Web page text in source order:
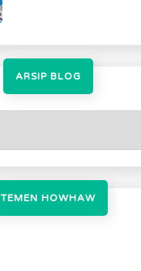
ARSIP BLOG
TEMEN HOWHAW